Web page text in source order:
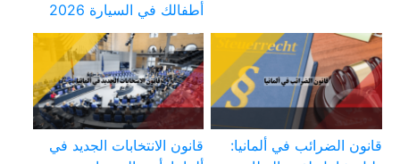
أطفالك في السيارة 2026
قانون الضرائب في ألمانيا:
قانون الانتخابات الجديد في